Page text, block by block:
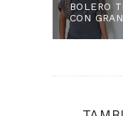
post:
BOLERO
CON
POPCORN